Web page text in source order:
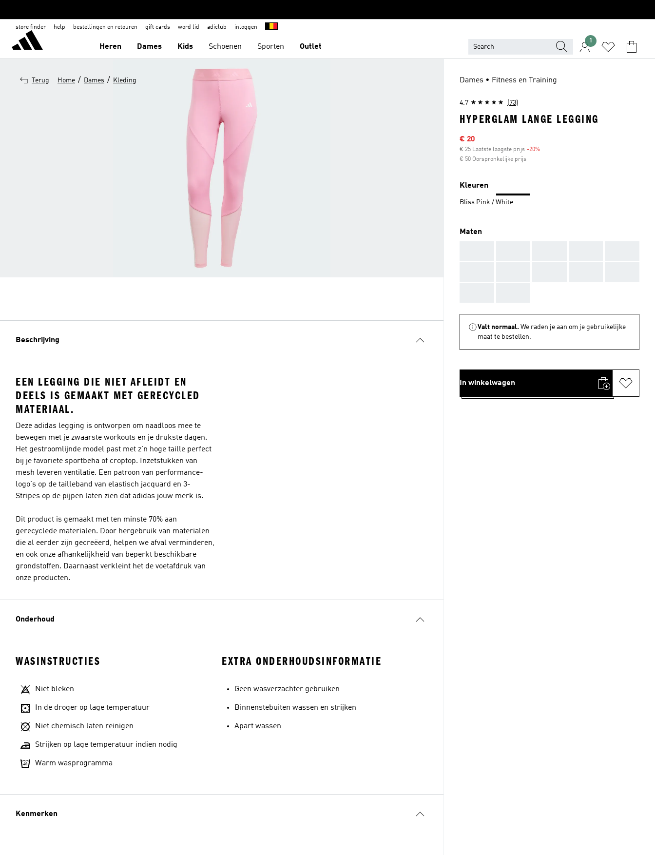
store finder help bestellingen en retouren gift cards word lid adiclub inloggen
Heren Dames Kids Schoenen Sporten Outlet
1
Terug Home / Dames / Kleding
Beschrijving
EEN LEGGING DIE NIET AFLEIDT EN
DEELS IS GEMAAKT MET GERECYCLED
MATERIAAL.
Deze adidas legging is ontworpen om naadloos mee te
bewegen met je zwaarste workouts en je drukste dagen.
Het gestroomlijnde model past met z'n hoge taille perfect
bij je favoriete sportbeha of croptop. Inzetstukken van
mesh leveren ventilatie. Een patroon van performance-
logo's op de tailleband van elastisch jacquard en 3-
Stripes op de pijpen laten zien dat adidas jouw merk is.
Dit product is gemaakt met ten minste 70% aan
gerecyclede materialen. Door hergebruik van materialen
die al eerder zijn gecreëerd, helpen we afval verminderen,
en ook onze afhankelijkheid van beperkt beschikbare
grondstoffen. Daarnaast verkleint het de voetafdruk van
onze producten.
Onderhoud
WASINSTRUCTIES
Niet bleken
In de droger op lage temperatuur
Niet chemisch laten reinigen
Strijken op lage temperatuur indien nodig
Warm wasprogramma
EXTRA ONDERHOUDSINFORMATIE
Geen wasverzachter gebruiken
Binnenstebuiten wassen en strijken
Apart wassen
Kenmerken
Dames • Fitness en Training
4.7 (73)
HYPERGLAM LANGE LEGGING
Sale price
€ 20
€ 25 Laatste laagste prijs -20%
€ 50 Oorspronkelijke prijs
Kleuren
Bliss Pink / White
Maten
Valt normaal. We raden je aan om je gebruikelijke
maat te bestellen.
In winkelwagen